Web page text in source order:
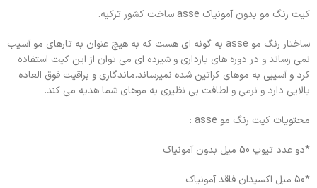
کیت رنگ مو بدون آمونیاک asse ساخت کشور ترکیه.
ساختار رنگ مو asse به گونه ای هست که به هیچ عنوان به تارهای مو آسیب
نمی رساند و در دوره های بارداری و شیرده ای می توان از این کیت استفاده
کرد و آسیبی به موهای کراتین شده نمیرساند.ماندگاری و براقیت فوق العاده
بالایی دارد و نرمی و لطافت بی نظیری به موهای شما هدیه می کند.
محتویات کیت رنگ مو asse :
*دو عدد تیوپ 50 میل بدون آمونیاک
*50 میل اکسیدان فاقد آمونیاک